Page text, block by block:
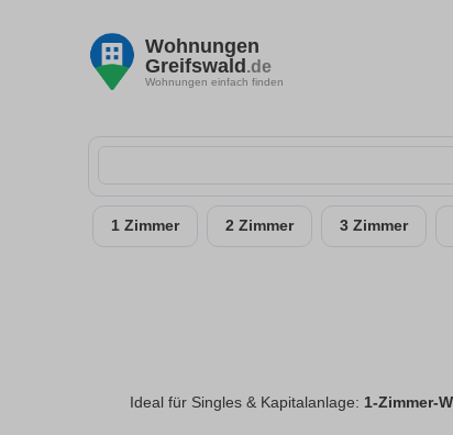
Wohnungen
Greifswald.de
Wohnungen einfach finden
1 Zimmer 2 Zimmer 3 Zimmer
Ideal für Singles & Kapitalanlage: 1-Zimmer-